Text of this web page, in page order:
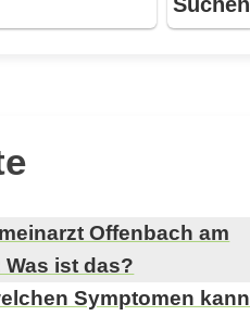
Offenbach am
Was ist das?
Symptomen kann